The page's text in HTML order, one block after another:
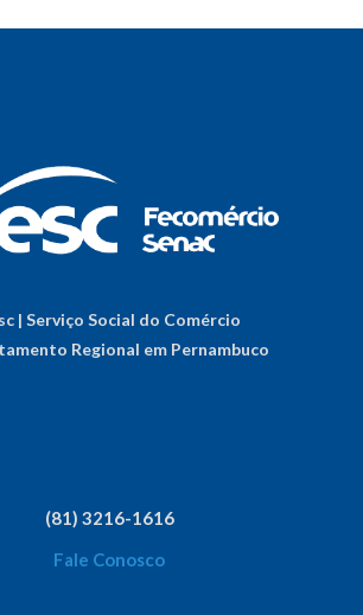
| Serviço Social do Comércio
Regional em Pernambuco
(81) 3216-1616
Fale Conosco